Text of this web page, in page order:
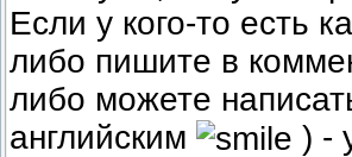
Если у кого-то есть
либо пишите в
либо можете
английским
) -